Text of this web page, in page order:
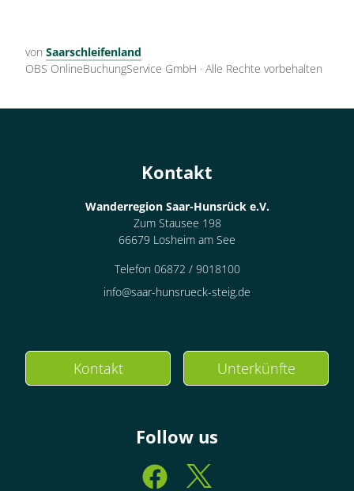
von Saarschleifenland
OBS OnlineBuchungService GmbH · Alle Rechte vorbehalten
Kontakt
Wanderregion Saar-Hunsrück e.V.
Zum Stausee 198
66679 Losheim am See
Telefon 06872 / 9018100
info@saar-hunsrueck-steig.de
Kontakt Unterkünfte
Follow us